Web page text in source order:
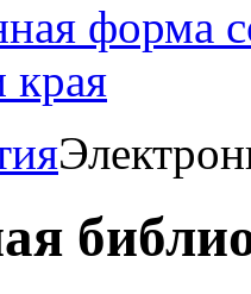
форма
края